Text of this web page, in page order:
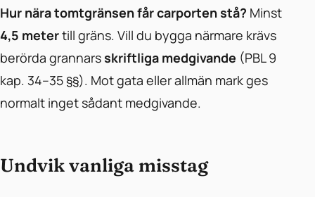
Hur nära tomtgränsen får carporten stå? Minst
4,5 metertill gräns. Vill du bygga närmare krävs
berörda grannarsskriftliga medgivande (PBL 9
kap. 34–35 §§). Mot gata eller allmän mark ges
normalt inget sådant medgivande.
Undvik vanliga misstag